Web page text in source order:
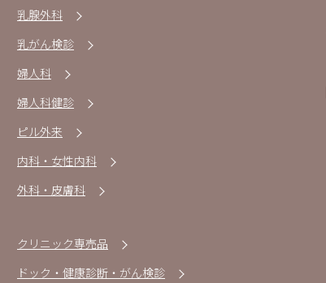
乳腺外科
乳がん検診
婦人科
婦人科健診
ピル外来
内科・女性内科
外科・皮膚科
クリニック専売品
ドック・健康診断・がん検診